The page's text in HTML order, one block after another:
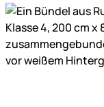
Produktgalerie